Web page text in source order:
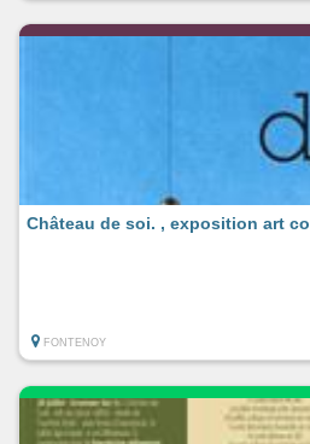
Château de soi. , exposition art
FONTENOY